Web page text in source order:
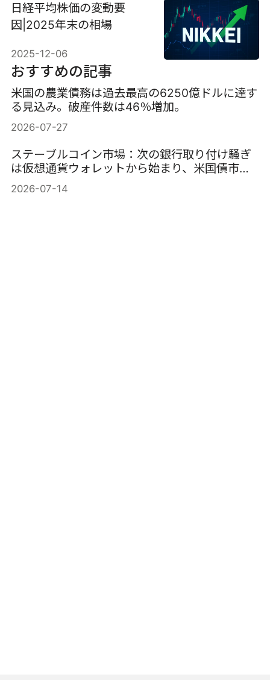
日経平均株価の変動要
因|2025年末の相場
2025-12-06
おすすめの記事
米国の農業債務は過去最高の6250億ドルに達す
る見込み。破産件数は46％増加。
2026-07-27
ステーブルコイン市場：次の銀行取り付け騒ぎ
は仮想通貨ウォレットから始まり、米国債市場
で終わる。
2026-07-14